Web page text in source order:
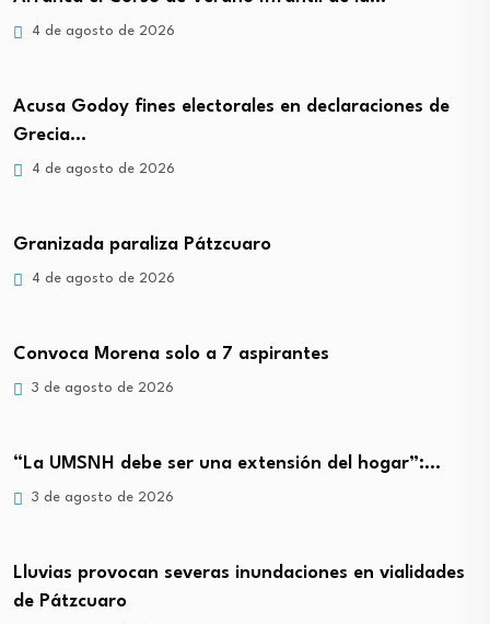
4 de agosto de 2026
Acusa Godoy fines electorales en declaraciones de
Grecia…
4 de agosto de 2026
Granizada paraliza Pátzcuaro
4 de agosto de 2026
Convoca Morena solo a 7 aspirantes
3 de agosto de 2026
“La UMSNH debe ser una extensión del hogar”:…
3 de agosto de 2026
Lluvias provocan severas inundaciones en vialidades
de Pátzcuaro